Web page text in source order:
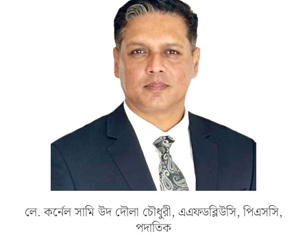
লে. কর্নেল সামি উদ দৌলা চৌধুরী, এএফডব্লিউসি, পিএসসি,
পদাতিক